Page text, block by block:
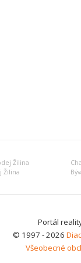
Žilina
Žilina
Portál
© 1997 - 2026
Všeobecné